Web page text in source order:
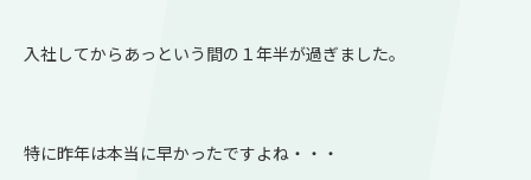
入社してからあっという間の１年半が過ぎました。
特に昨年は本当に早かったですよね・・・